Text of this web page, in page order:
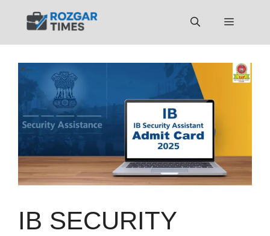
Menu
IB SECURITY